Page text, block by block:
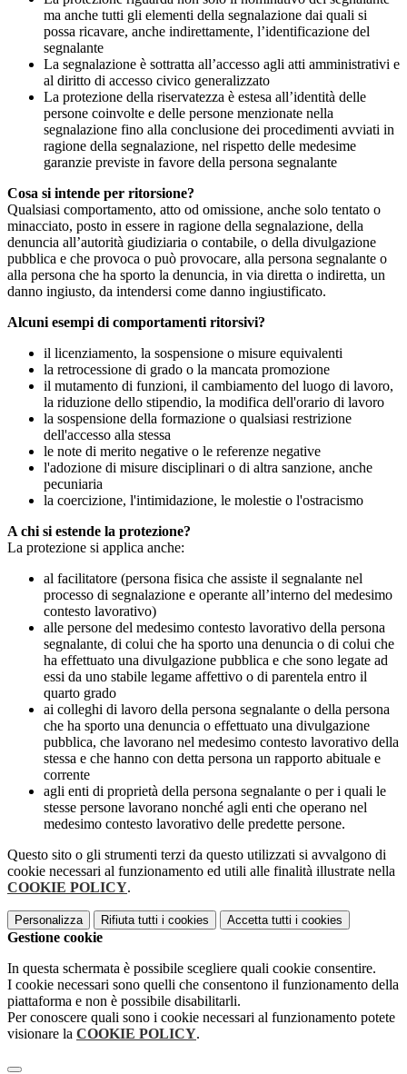
ma anche tutti gli elementi della segnalazione dai quali si
possa ricavare, anche indirettamente, l’identificazione del
segnalante
La segnalazione è sottratta all’accesso agli atti amministrativi e
al diritto di accesso civico generalizzato
La protezione della riservatezza è estesa all’identità delle
persone coinvolte e delle persone menzionate nella
segnalazione fino alla conclusione dei procedimenti avviati in
ragione della segnalazione, nel rispetto delle medesime
garanzie previste in favore della persona segnalante
Cosa si intende per ritorsione?
Qualsiasi comportamento, atto od omissione, anche solo tentato o
minacciato, posto in essere in ragione della segnalazione, della
denuncia all’autorità giudiziaria o contabile, o della divulgazione
pubblica e che provoca o può provocare, alla persona segnalante o
alla persona che ha sporto la denuncia, in via diretta o indiretta, un
danno ingiusto, da intendersi come danno ingiustificato.
Alcuni esempi di comportamenti ritorsivi?
il licenziamento, la sospensione o misure equivalenti
la retrocessione di grado o la mancata promozione
il mutamento di funzioni, il cambiamento del luogo di lavoro,
la riduzione dello stipendio, la modifica dell'orario di lavoro
la sospensione della formazione o qualsiasi restrizione
dell'accesso alla stessa
le note di merito negative o le referenze negative
l'adozione di misure disciplinari o di altra sanzione, anche
pecuniaria
la coercizione, l'intimidazione, le molestie o l'ostracismo
A chi si estende la protezione?
La protezione si applica anche:
al facilitatore (persona fisica che assiste il segnalante nel
processo di segnalazione e operante all’interno del medesimo
contesto lavorativo)
alle persone del medesimo contesto lavorativo della persona
segnalante, di colui che ha sporto una denuncia o di colui che
ha effettuato una divulgazione pubblica e che sono legate ad
essi da uno stabile legame affettivo o di parentela entro il
quarto grado
ai colleghi di lavoro della persona segnalante o della persona
che ha sporto una denuncia o effettuato una divulgazione
pubblica, che lavorano nel medesimo contesto lavorativo della
stessa e che hanno con detta persona un rapporto abituale e
corrente
agli enti di proprietà della persona segnalante o per i quali le
stesse persone lavorano nonché agli enti che operano nel
medesimo contesto lavorativo delle predette persone.
Questo sito o gli strumenti terzi da questo utilizzati si avvalgono di
cookie necessari al funzionamento ed utili alle finalità illustrate nella
COOKIE POLICY.
Personalizza Rifiuta tutti i cookies Accetta tutti i cookies
Gestione cookie
In questa schermata è possibile scegliere quali cookie consentire.
I cookie necessari sono quelli che consentono il funzionamento della
piattaforma e non è possibile disabilitarli.
Per conoscere quali sono i cookie necessari al funzionamento potete
visionare la COOKIE POLICY.